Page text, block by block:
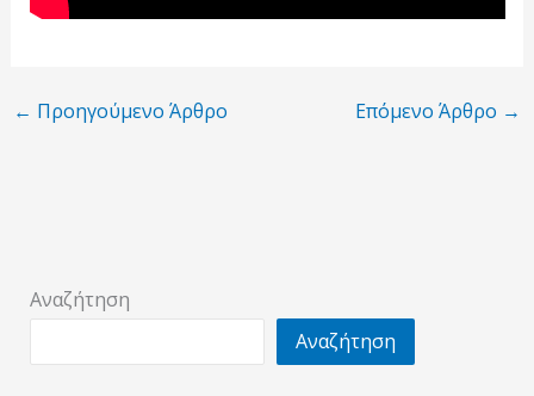
← Προηγούμενο Άρθρο Επόμενο Άρθρο →
Αναζήτηση
Αναζήτηση